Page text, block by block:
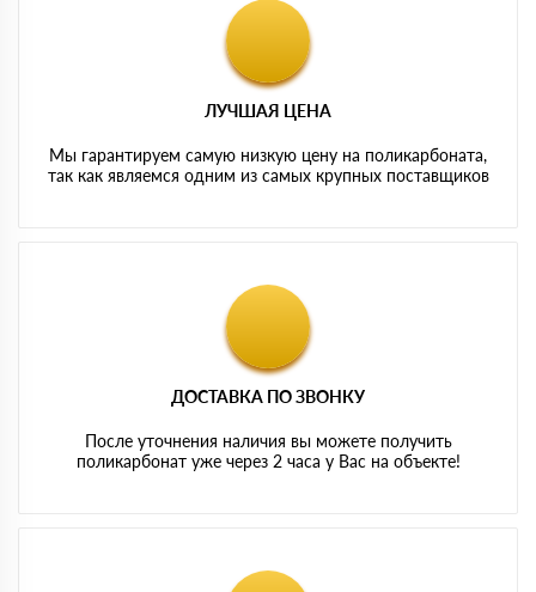
ЛУЧШАЯ ЦЕНА
Мы гарантируем самую низкую цену на поликарбоната,
так как являемся одним из самых крупных поставщиков
ДОСТАВКА ПО ЗВОНКУ
После уточнения наличия вы можете получить
поликарбонат уже через 2 часа у Вас на объекте!